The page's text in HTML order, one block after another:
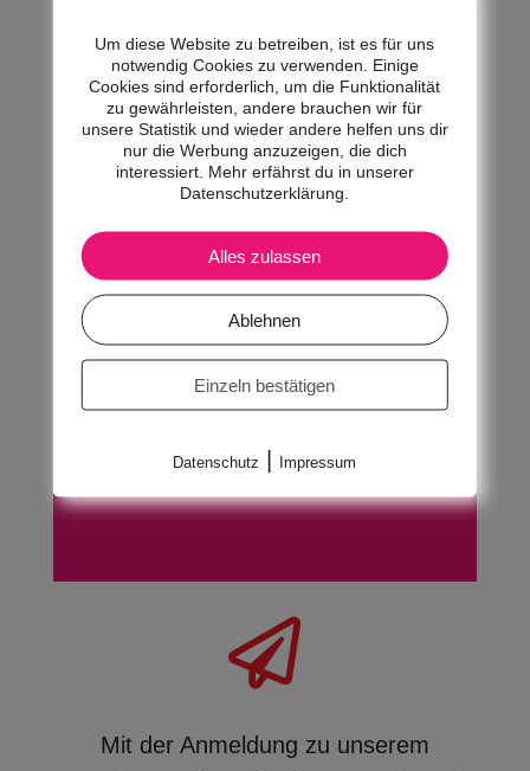
YouTube aktivieren?
Akzeptieren
Wenn YouTube für diese Website aktiviert
wurde, werden Daten an YouTube
der Datenschutzerklärung von YouTube:

Mit der Anmeldung zu unserem
Um diese Website zu betreiben, ist es für uns
notwendig Cookies zu verwenden. Einige
Cookies sind erforderlich, um die Funktionalität
zu gewährleisten, andere brauchen wir für
unsere Statistik und wieder andere helfen uns dir
nur die Werbung anzuzeigen, die dich
interessiert. Mehr erfährst du in unserer
Datenschutzerklärung.
Alles zulassen
Ablehnen
Einzeln bestätigen
Datenschutz | Impressum